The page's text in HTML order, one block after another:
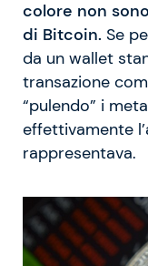
colore non
di Bitcoin. Se
da un wallet
transazione
“pulendo” i
effettivamente
rappresentava.